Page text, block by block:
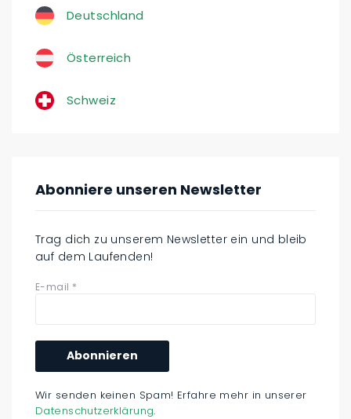
Deutschland
Österreich
Schweiz
Abonniere unseren Newsletter
Trag dich zu unserem Newsletter ein und bleib
auf dem Laufenden!
E-mail *
Wir senden keinen Spam! Erfahre mehr in unserer
Datenschutzerklärung.